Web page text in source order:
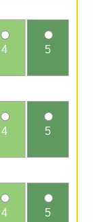
4 5
4 5
4 5